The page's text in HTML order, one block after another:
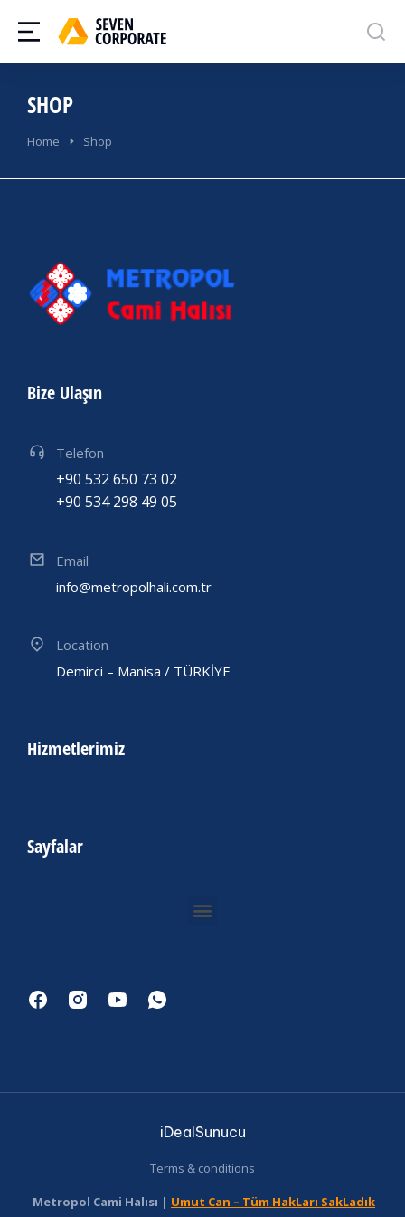
SHOP
You are here:
Home Shop
Bize Ulaşın
Telefon
+90 532 650 73 02
+90 534 298 49 05
Email
info@metropolhali.com.tr
Location
Demirci – Manisa / TÜRKİYE
Hizmetlerimiz
Sayfalar
Metropol Cami Halısı | Umut Can – Tüm HakLarı SakLadık
iDealSunucu
Terms & conditions